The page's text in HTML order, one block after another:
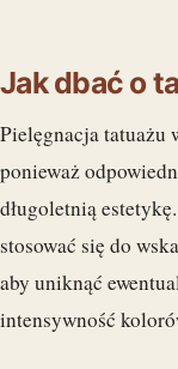
Jak dbać o
Pielęgnacja tatuażu
ponieważ
długoletnią
stosować się do
aby uniknąć
intensywność